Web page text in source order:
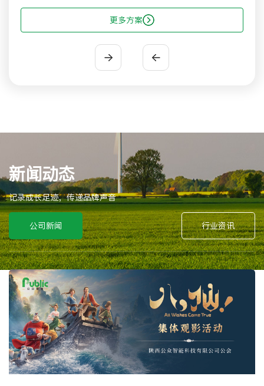
了故障击穿。该线路安装了我司局放在线监测系统，通过
查看系统数据发现:在7月12日到7月13日的24小时内，故
以上，系统连续产生报警，直至接头爆炸。"
更多方案
新闻动态
记录成长足迹，传递品牌声音
公司新闻 行业资讯